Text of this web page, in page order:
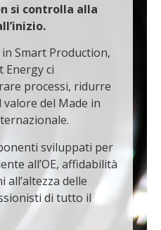
si controlla alla
Smart Production,
Energy ci
processi, ridurre
del Made in
sviluppati per
all’OE, affidabilità
delle
di tutto il